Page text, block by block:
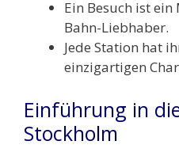
Ein Besuch ist
Bahn-Liebhaber.
Jede Station hat
einzigartigen
Einführung in
Stockholm